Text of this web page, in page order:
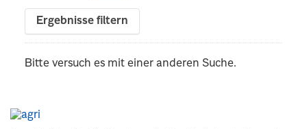
Ergebnisse filtern
Bitte versuch es mit einer anderen Suche.